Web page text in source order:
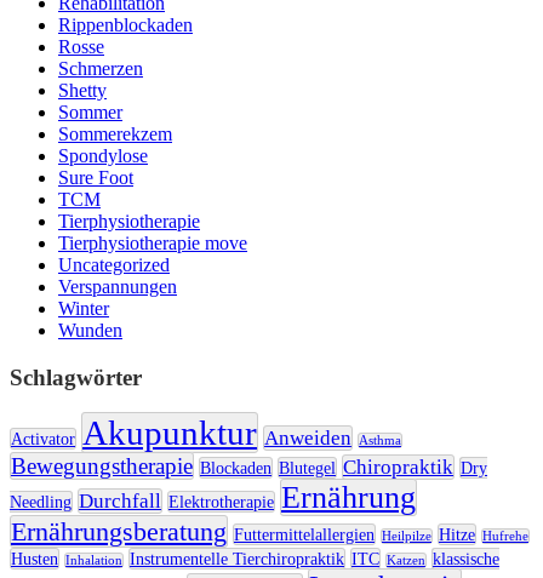
Rippenblockaden
Rosse
Schmerzen
Shetty
Sommer
Sommerekzem
Spondylose
Sure Foot
TCM
Tierphysiotherapie
Tierphysiotherapie move
Uncategorized
Verspannungen
Winter
Wunden
Schlagwörter
Activator Akupunktur Anweiden Asthma
Bewegungstherapie Blockaden Blutegel Chiropraktik Dry
Needling Durchfall Elektrotherapie Ernährung
Ernährungsberatung Futtermittelallergien Heilpilze Hitze Hufrehe
Husten Inhalation Instrumentelle Tierchiropraktik ITC Katzen klassische